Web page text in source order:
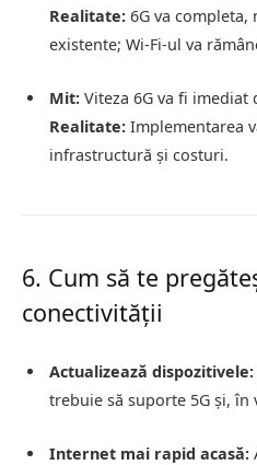
Realitate: 6G va
existente; Wi-Fi-ul va
Mit: Viteza 6G va fi
Realitate: Implementarea
infrastructură și costuri.
6. Cum să te
conectivității
Actualizează dispozitivele:
trebuie să suporte 5G și, în
Internet mai rapid acasă: